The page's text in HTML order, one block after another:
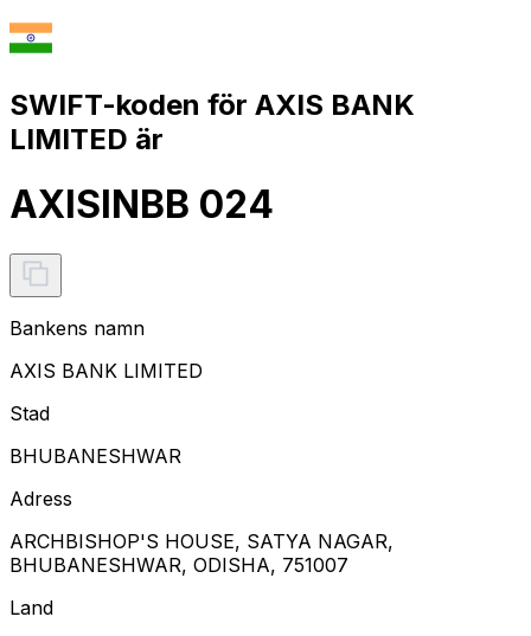
SWIFT-koden för AXIS BANK
LIMITED är
AXISINBB 024
Bankens namn
AXIS BANK LIMITED
Stad
BHUBANESHWAR
Adress
ARCHBISHOP'S HOUSE, SATYA NAGAR,
BHUBANESHWAR, ODISHA, 751007
Land